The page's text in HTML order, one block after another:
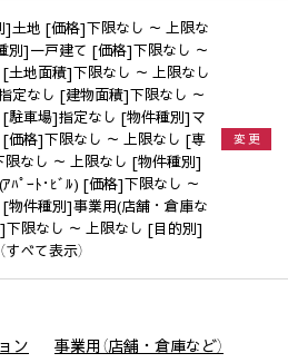
]土地 [価格]下限なし ～ 上限な
別]一戸建て [価格]下限なし ～
土地面積]下限なし ～ 上限なし
定なし [建物面積]下限なし ～
[駐車場]指定なし [物件種別]マ
[価格]下限なし ～ 上限なし [専
なし ～ 上限なし [物件種別]
ﾊﾟｰﾄ･ﾋﾞﾙ) [価格]下限なし ～
物件種別]事業用(店舗・倉庫な
限なし ～ 上限なし [目的別]
すべて表示）
変 更
ン
事業用（店舗・倉庫など）